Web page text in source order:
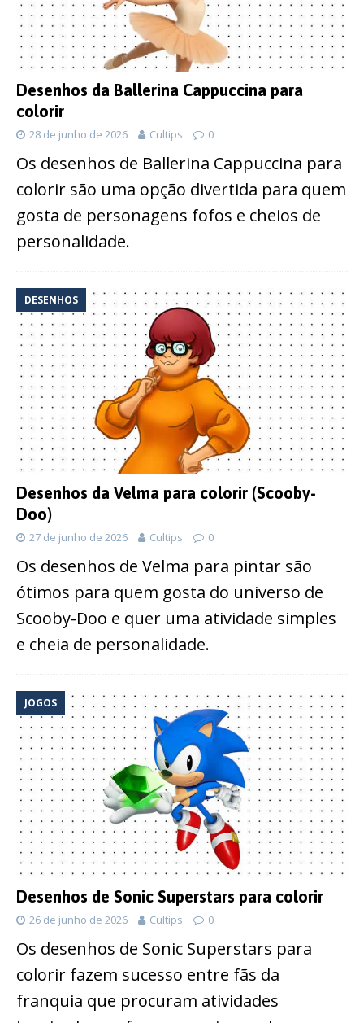
Desenhos da Ballerina Cappuccina para
colorir
28 de junho de 2026 Cultips 0
Os desenhos de Ballerina Cappuccina para
colorir são uma opção divertida para quem
gosta de personagens fofos e cheios de
personalidade.
DESENHOS
Desenhos da Velma para colorir (Scooby-
Doo)
27 de junho de 2026 Cultips 0
Os desenhos de Velma para pintar são
ótimos para quem gosta do universo de
Scooby-Doo e quer uma atividade simples
e cheia de personalidade.
JOGOS
Desenhos de Sonic Superstars para colorir
26 de junho de 2026 Cultips 0
Os desenhos de Sonic Superstars para
colorir fazem sucesso entre fãs da
franquia que procuram atividades